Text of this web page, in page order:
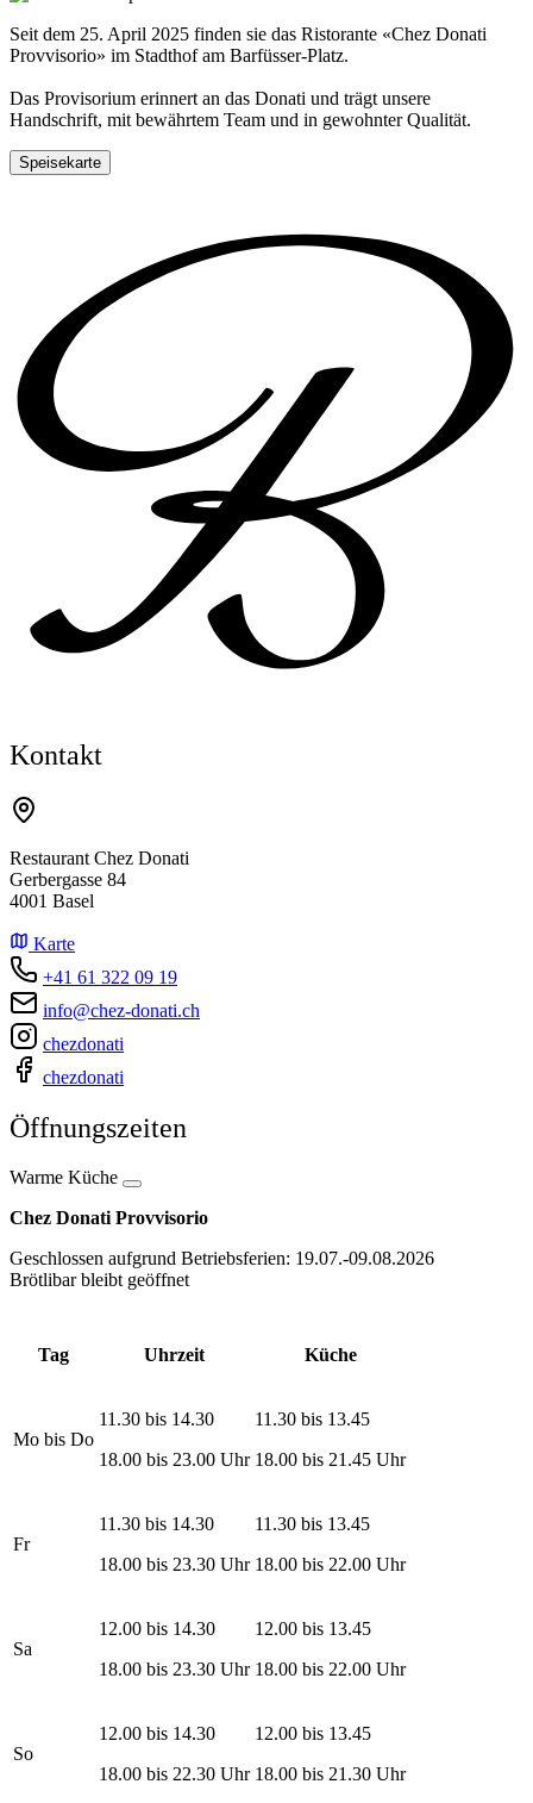
Seit dem 25. April 2025 finden sie das Ristorante «Chez Donati
Provvisorio» im Stadthof am Barfüsser-Platz.
Das Provisorium erinnert an das Donati und trägt unsere
Handschrift, mit bewährtem Team und in gewohnter Qualität.
Speisekarte
Kontakt
Restaurant Chez Donati
Gerbergasse 84
4001 Basel
Karte
+41 61 322 09 19
info@chez-donati.ch
chezdonati
chezdonati
Öffnungszeiten
Warme Küche
Chez Donati Provvisorio
Geschlossen aufgrund Betriebsferien: 19.07.-09.08.2026
Brötlibar bleibt geöffnet
Tag Uhrzeit Küche
Mo bis Do
11.30 bis 14.30
18.00 bis 23.00 Uhr
11.30 bis 13.45
18.00 bis 21.45 Uhr
Fr
11.30 bis 14.30
18.00 bis 23.30 Uhr
11.30 bis 13.45
18.00 bis 22.00 Uhr
Sa
12.00 bis 14.30
18.00 bis 23.30 Uhr
12.00 bis 13.45
18.00 bis 22.00 Uhr
So
12.00 bis 14.30
18.00 bis 22.30 Uhr
12.00 bis 13.45
18.00 bis 21.30 Uhr